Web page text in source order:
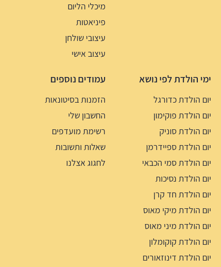
מיכלי הליום
פיניאטות
עיצובי שולחן
עיצוב אישי
ימי הולדת לפי נושא
יום הולדת כדורגל
יום הולדת פוקימון
יום הולדת סוניק
יום הולדת ספיידרמן
יום הולדת סמי הכבאי
יום הולדת נסיכות
יום הולדת חד קרן
יום הולדת מיקי מאוס
יום הולדת מיני מאוס
יום הולדת קוקומלון
יום הולדת דינוזאורים
עמודים נוספים
הזמנות בסיטונאות
החשבון שלי
רשימת מועדפים
שאלות ותשובות
לחגוג אצלנו